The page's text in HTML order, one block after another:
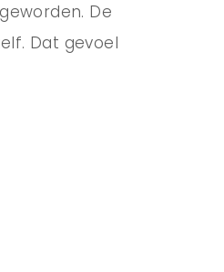
De
Dat gevoel